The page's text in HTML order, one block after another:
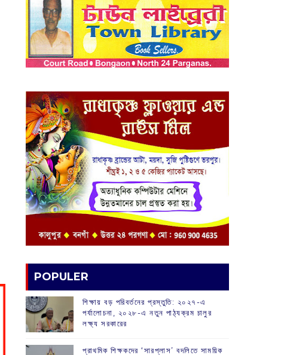
POPULER
শিক্ষায় বড় পরিবর্তনের প্রস্তুতি: ২০২৭-এ
পর্যালোচনা, ২০২৮-এ নতুন পাঠ্যক্রম চালুর
লক্ষ্য সরকারের
প্রাথমিক শিক্ষকদের ‘সারপ্লাস’ বদলিতে সাময়িক